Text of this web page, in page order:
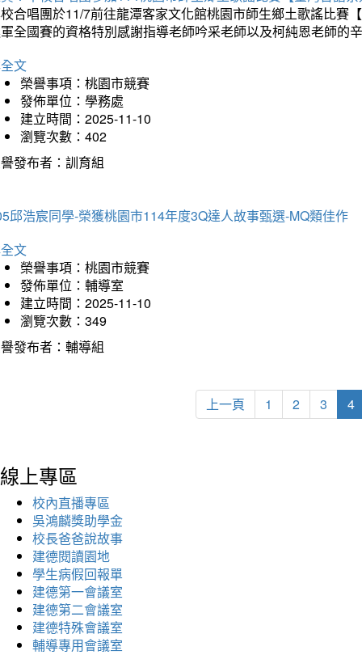
合唱團於11/7前往龍潭客家文化館桃園市師生鄉土歌謠比賽
全國賽的資格特別感謝指導老師吟采老師以及柯純恩老師的
文
榮譽事項：桃園市競賽
發佈單位：學務處
建立時間：2025-11-10
瀏覽次數：402
發布者：訓育組
邱浩宸同學-榮獲桃園市114年度3Q達人故事甄選-MQ類佳作
文
榮譽事項：桃園市競賽
發佈單位：輔導室
建立時間：2025-11-10
瀏覽次數：349
發布者：輔導組
上一頁 1 2 3 4
線上專區
校內直播專區
吳鴻麟獎助學金
校長爸爸說故事
建德閱讀園地
學生病假回報單
建德第一會議室
建德第二會議室
建德特殊會議室
輔導專用會議室